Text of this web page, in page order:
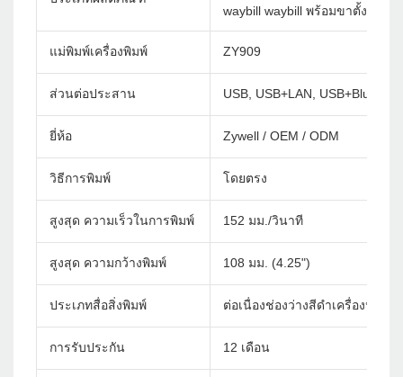
waybill waybill พร้อมขาตั้งฉลาก
แม่พิมพ์เครื่องพิมพ์ ZY909
ส่วนต่อประสาน USB, USB+LAN,
ยี่ห้อ Zywell / OEM / ODM
วิธีการพิมพ์ โดยตรง
สูงสุด ความเร็วในการพิมพ์ 152 มม./วินาที
สูงสุด ความกว้างพิมพ์ 108 มม. (4.25")
ประเภทสื่อสิ่งพิมพ์ ต่อเนื่องช่องว่างสีดำเครื่องหมาย
การรับประกัน 12 เดือน